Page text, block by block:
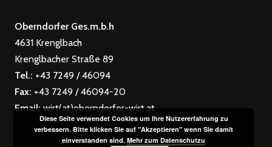
Oberndorfer Ges.m.b.h
4631 Krenglbach
Krenglbacher Straße 89
Tel.: +43 7249 / 46094
Fax: +43 7249 / 46094-20
Email: wirt(at)oberndorfer-wirt.at
Diese Seite verwendet Cookies um Ihre Nutzererfahrung zu
verbessern. Bitte klicken Sie auf "Akzeptieren" wenn Sie damit
einverstanden sind.Mehr zum Datenschutzu